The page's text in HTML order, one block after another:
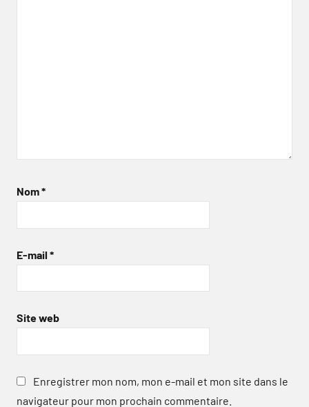
Nom*
E-mail *
Site web
Enregistrer mon nom, mon e-mail et mon site dans le
navigateur pour mon prochain commentaire.